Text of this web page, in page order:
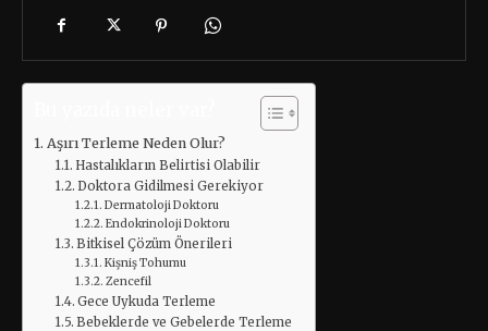
Aşırı Terleme Neden Olur?
Hastalıkların Belirtisi Olabilir
Doktora Gidilmesi Gerekiyor
Dermatoloji Doktoru
Endokrinoloji Doktoru
Bitkisel Çözüm Önerileri
Kişniş Tohumu
Zencefil
Gece Uykuda Terleme
Bebeklerde ve Gebelerde Terleme